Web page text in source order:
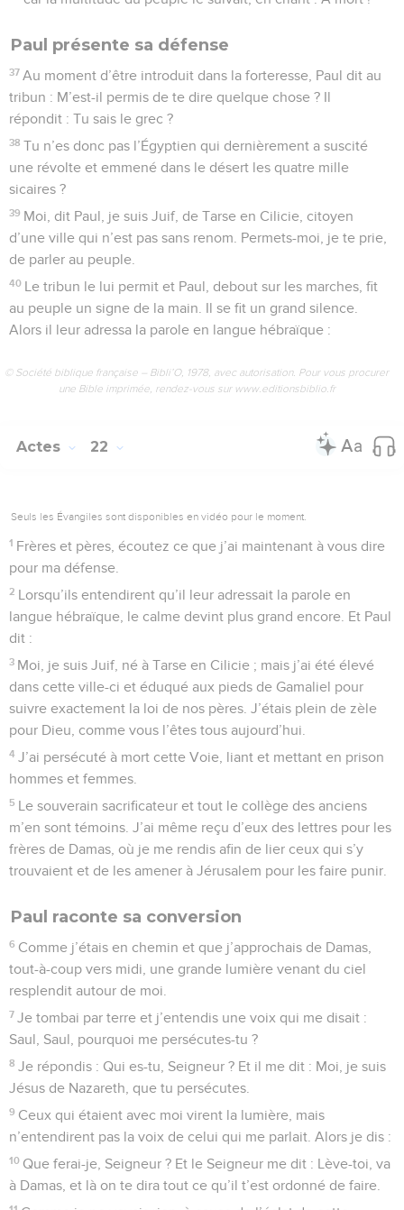
Paul présente sa défense
37 Au moment d’être introduit dans la forteresse, Paul dit au
tribun : M’est-il permis de te dire quelque chose ? Il
répondit : Tu sais le grec ?
38 Tu n’es donc pas l’Égyptien qui dernièrement a suscité
une révolte et emmené dans le désert les quatre mille
sicaires ?
39 Moi, dit Paul, je suis Juif, de Tarse en Cilicie, citoyen
d’une ville qui n’est pas sans renom. Permets-moi, je te prie,
de parler au peuple.
40 Le tribun le lui permit et Paul, debout sur les marches, fit
au peuple un signe de la main. Il se fit un grand silence.
Alors il leur adressa la parole en langue hébraïque :
© Société biblique française – Bibli’O, 1978, avec autorisation. Pour vous procurer
une Bible imprimée, rendez-vous sur www.editionsbiblio.fr
Actes 22
Seuls les Évangiles sont disponibles en vidéo pour le moment.
1 Frères et pères, écoutez ce que j’ai maintenant à vous dire
pour ma défense.
2 Lorsqu’ils entendirent qu’il leur adressait la parole en
langue hébraïque, le calme devint plus grand encore. Et Paul
dit :
3 Moi, je suis Juif, né à Tarse en Cilicie ; mais j’ai été élevé
dans cette ville-ci et éduqué aux pieds de Gamaliel pour
suivre exactement la loi de nos pères. J’étais plein de zèle
pour Dieu, comme vous l’êtes tous aujourd’hui.
4 J’ai persécuté à mort cette Voie, liant et mettant en prison
hommes et femmes.
5 Le souverain sacrificateur et tout le collège des anciens
m’en sont témoins. J’ai même reçu d’eux des lettres pour les
frères de Damas, où je me rendis afin de lier ceux qui s’y
trouvaient et de les amener à Jérusalem pour les faire punir.
Paul raconte sa conversion
6 Comme j’étais en chemin et que j’approchais de Damas,
tout-à-coup vers midi, une grande lumière venant du ciel
resplendit autour de moi.
7 Je tombai par terre et j’entendis une voix qui me disait :
Saul, Saul, pourquoi me persécutes-tu ?
8 Je répondis : Qui es-tu, Seigneur ? Et il me dit : Moi, je suis
Jésus de Nazareth, que tu persécutes.
9 Ceux qui étaient avec moi virent la lumière, mais
n’entendirent pas la voix de celui qui me parlait. Alors je dis :
10 Que ferai-je, Seigneur ? Et le Seigneur me dit : Lève-toi, va
à Damas, et là on te dira tout ce qu’il t’est ordonné de faire.